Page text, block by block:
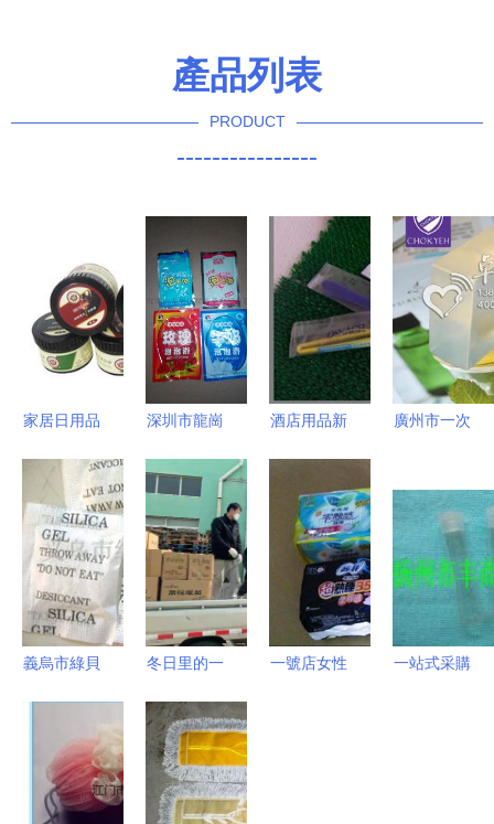
產品列表
PRODUCT
----------------
家居日用品
造舒適生活
的小秘密
深圳市龍崗
桑拿用品服
務中心 專
業(yè)桑拿
牛奶浴解決
方案與日用
品供應
酒店用品新
梳子高清圖
片解析與廈
門鑫旺中一
站式采購
廣州市一次
業(yè) 批發
(fā)、供應
與廠家直通
指南
義烏市綠貝
礦物吸附劑
產品列表與
應用指南
冬日里的一
島華諾脈暖
日用品以匠
心溫暖時光
一號店女性
一站式采購